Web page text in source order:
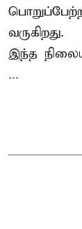
வருகிறது.
இந்த
...